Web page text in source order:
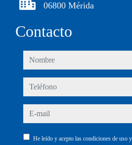
06800 Mérida
Contacto
nombre
teléfono
e-mail
He leído y acepto las condiciones de uso y